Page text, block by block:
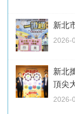
新北
2026-
新北
頂尖
2026-